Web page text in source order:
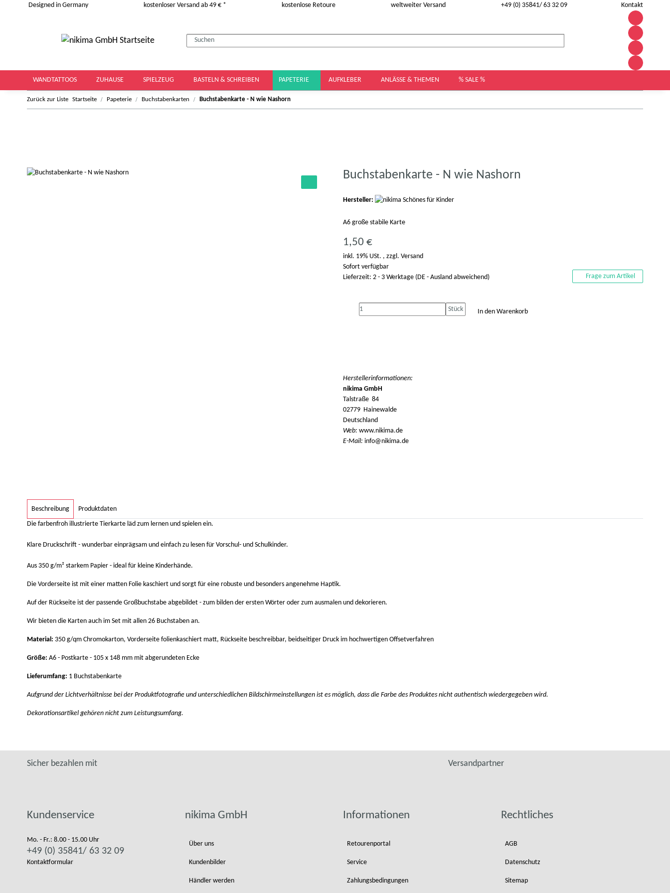
Designed in Germany kostenloser Versand ab 49 € * kostenlose Retoure weltweiter Versand +49 (0) 35841/ 63 32 09 Kontakt
WANDTATTOOS ZUHAUSE SPIELZEUG BASTELN & SCHREIBEN PAPETERIE AUFKLEBER ANLÄSSE & THEMEN % SALE %
Zurück zur Liste Startseite Papeterie Buchstabenkarten Buchstabenkarte - N wie Nashorn
Buchstabenkarte - N wie Nashorn
Hersteller:
A6 große stabile Karte
1,50 €
inkl. 19% USt. , zzgl. Versand
Sofort verfügbar
Lieferzeit: 2 - 3 Werktage (DE - Ausland abweichend) Frage zum Artikel
Stück In den Warenkorb
Herstellerinformationen:
nikima GmbH
Talstraße 84
02779 Hainewalde
Deutschland
Web: www.nikima.de
E-Mail: info@nikima.de
weitere Registerkarten anzeigen
Beschreibung
Produktdaten
Die farbenfroh illustrierte Tierkarte läd zum lernen und spielen ein.
Klare Druckschrift - wunderbar einprägsam und einfach zu lesen für Vorschul- und Schulkinder.
Aus 350 g/m² starkem Papier - ideal für kleine Kinderhände.
Die Vorderseite ist mit einer matten Folie kaschiert und sorgt für eine robuste und besonders angenehme Haptik.
Auf der Rückseite ist der passende Großbuchstabe abgebildet - zum bilden der ersten Wörter oder zum ausmalen und dekorieren.
Wir bieten die Karten auch im Set mit allen 26 Buchstaben an.
Material: 350 g/qm Chromokarton, Vorderseite folienkaschiert matt, Rückseite beschreibbar, beidseitiger Druck im hochwertigen Offsetverfahren
Größe: A6 - Postkarte - 105 x 148 mm mit abgerundeten Ecke
Lieferumfang: 1 Buchstabenkarte
Aufgrund der Lichtverhältnisse bei der Produktfotografie und unterschiedlichen Bildschirmeinstellungen ist es möglich, dass die Farbe des Produktes nicht authentisch wiedergegeben wird.
Dekorationsartikel gehören nicht zum Leistungsumfang.
Sicher bezahlen mit Versandpartner
Kundenservice
Mo. - Fr.: 8.00 - 15.00 Uhr
+49 (0) 35841/ 63 32 09
Kontaktformular
nikima GmbH
Über uns
Kundenbilder
Händler werden
Informationen
Retourenportal
Service
Zahlungsbedingungen
Rechtliches
AGB
Datenschutz
Sitemap